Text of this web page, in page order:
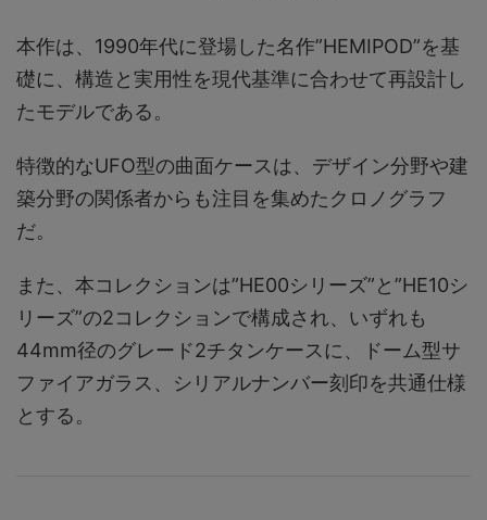
本作は、1990年代に登場した名作”HEMIPOD”を基
礎に、構造と実用性を現代基準に合わせて再設計し
たモデルである。
特徴的なUFO型の曲面ケースは、デザイン分野や建
築分野の関係者からも注目を集めたクロノグラフ
だ。
また、本コレクションは”HE00シリーズ”と”HE10シ
リーズ”の2コレクションで構成され、いずれも
44mm径のグレード2チタンケースに、ドーム型サ
ファイアガラス、シリアルナンバー刻印を共通仕様
とする。